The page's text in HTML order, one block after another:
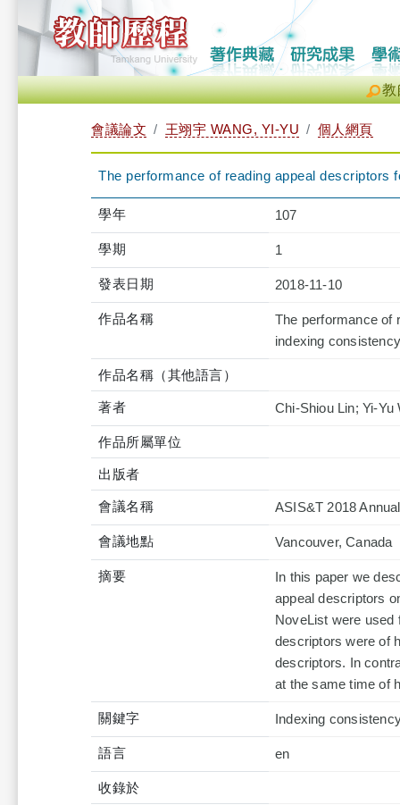
教
會議論文 王翊宇 WANG, YI-YU 個人網頁
The performance of reading appeal
學年 107
學期 1
發表日期 2018-11-10
作品名稱
The performance of
indexing consistency
作品名稱（其他語言）
著者 Chi-Shiou Lin; Yi-Yu
作品所屬單位
出版者
會議名稱 ASIS&T 2018
會議地點 Vancouver, Canada
摘要
In this paper we
appeal descriptors
NoveList were used
descriptors were of
descriptors. In
at the same time of
關鍵字 Indexing
語言 en
收錄於